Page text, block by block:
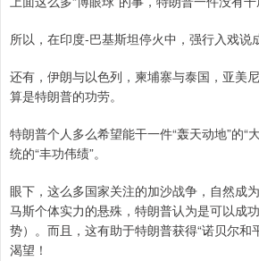
所以，在印度-巴基斯坦停火中，强行入戏说
还有，伊朗与以色列，柬埔寨与泰国，亚美
算是特朗普的功劳。
特朗普个人多么希望能干一件“轰天动地”的“
统的“丰功伟绩”。
眼下，这么多国家关注的加沙战争，自然成
马斯个体实力的悬殊，特朗普认为是可以成
势）。而且，这有助于特朗普获得“诺贝尔
渴望！